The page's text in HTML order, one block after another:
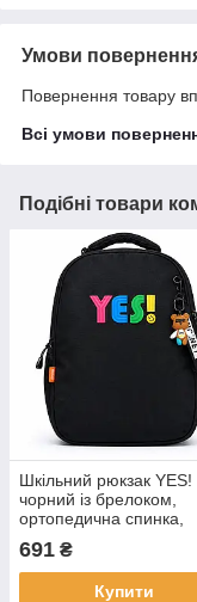
Умови
Повернення товару
Всі умови
Подібні товари
Шкільний рюкзак YES!
чорний із брелоком,
ортопедична спинка,
691 ₴
Купити